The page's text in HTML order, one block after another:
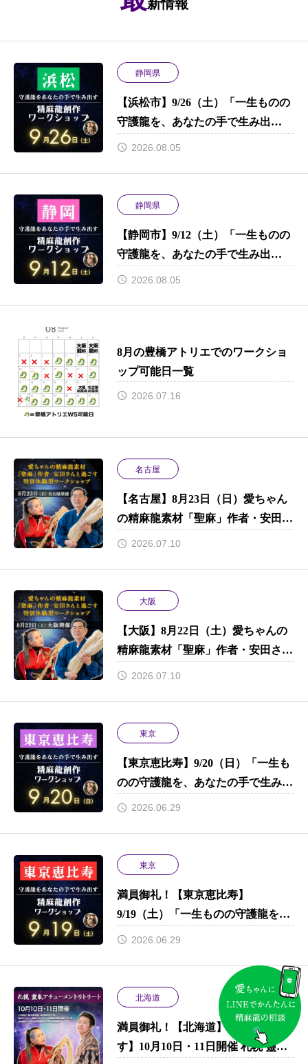
新情報
静岡県
【浜松市】9/26（土）「一生ものの
守護龍を、あなたの手で生み出
す。」 初心者でもプロ並みのクオ
2026.08.05
静岡県
【静岡市】9/12（土）「一生ものの
守護龍を、あなたの手で生み出
す。」 初心者でもプロ並みのクオ
2026.08.05
8月の豊橋アトリエでのワークショ
ップ可能日一覧
2026.07.16
名古屋
【名古屋】8月23日（日）愛ちゃん
の精麻龍素材「聖麻」作者・安田さ
んと過ごす特別体験型ワークショッ
2026.07.10
大阪
【大阪】8月22日（土）愛ちゃんの
精麻龍素材「聖麻」作者・安田さん
と過ごす特別体験型ワークショップ
2026.07.10
東京
【東京恵比寿】9/20（日）「一生も
のの守護龍を、あなたの手で生み出
す。」 初心者でもプロ並みのクオ
2026.06.29
東京
満員御礼！【東京恵比寿】
9/19（土）「一生ものの守護龍を、
あなたの手で生み出す。」 初心者
せる、プレミアムな9時間。限定特
典あり！
2026.06.29
北海道
満員御礼！【北海道】【残席1で
す】10月10日・11日開催 札幌 靈氣